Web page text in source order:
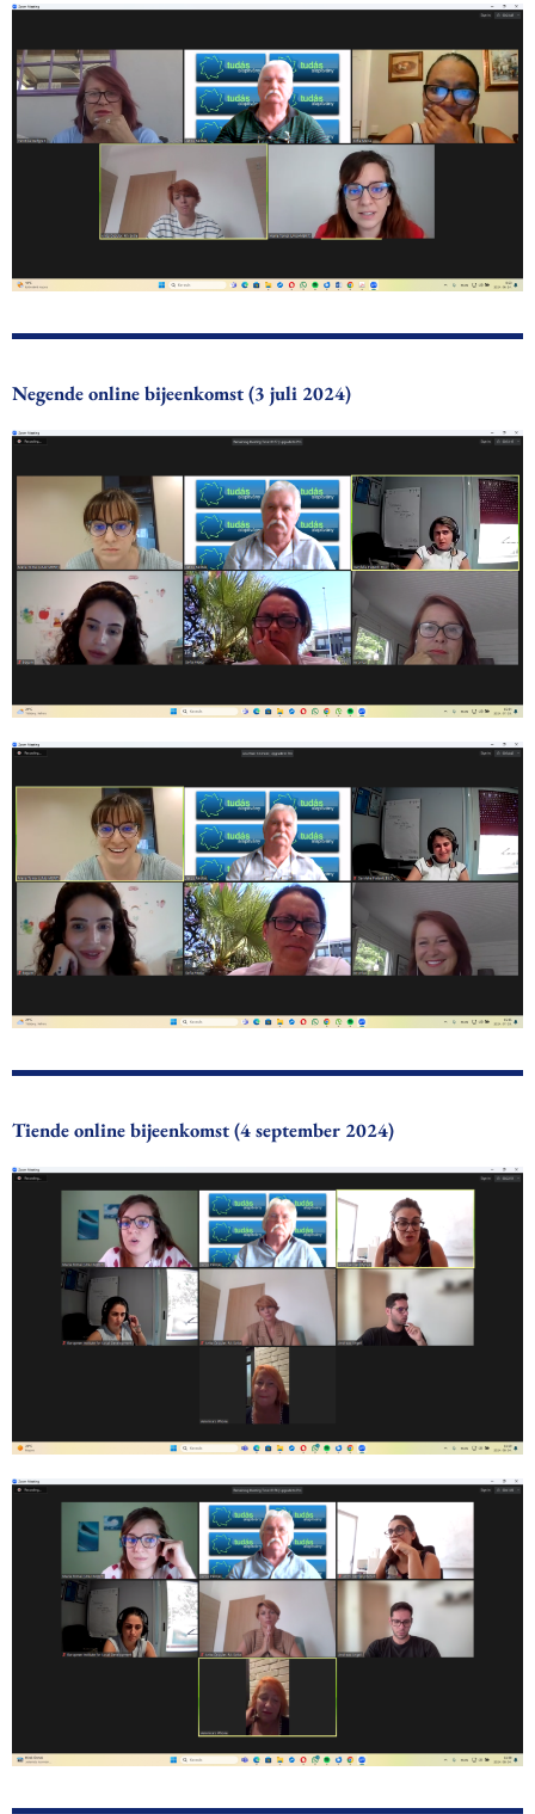
Negende online bijeenkomst (3 juli 2024)
Tiende online bijeenkomst (4 september 2024)